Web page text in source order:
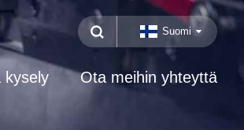
Suomi
kysely Ota meihin yhteyttä